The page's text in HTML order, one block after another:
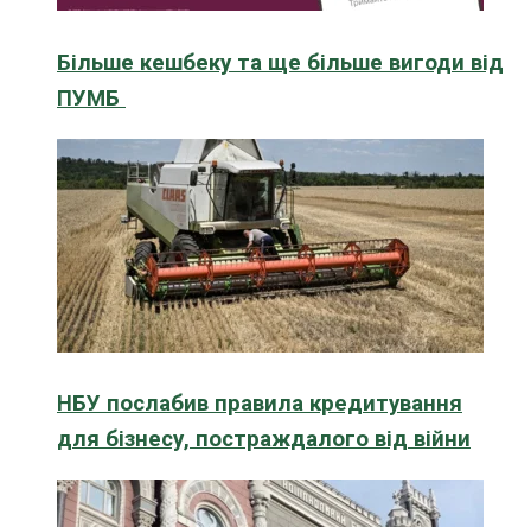
Більше кешбеку та ще більше вигоди від
ПУМБ
НБУ послабив правила кредитування
для бізнесу, постраждалого від війни